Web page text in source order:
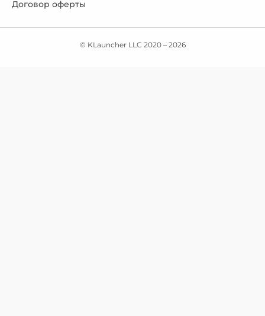
Договор оферты
© KLauncher LLC 2020 – 2026